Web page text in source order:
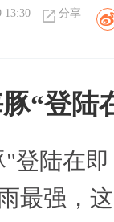
13:30 分享
“登陆
登陆在
最强，